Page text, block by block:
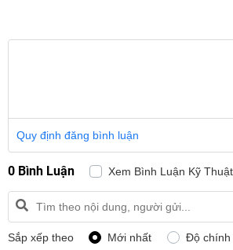
Quy định đăng bình luận
0 Bình Luận Xem Bình Luận Kỹ Thuật
Sắp xếp theo Mới nhất Độ chính